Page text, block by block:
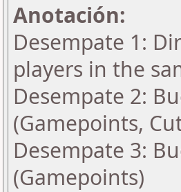
Anotación:
Desempate 1:
players in the
Desempate 2:
(Gamepoints,
Desempate 3:
(Gamepoints)